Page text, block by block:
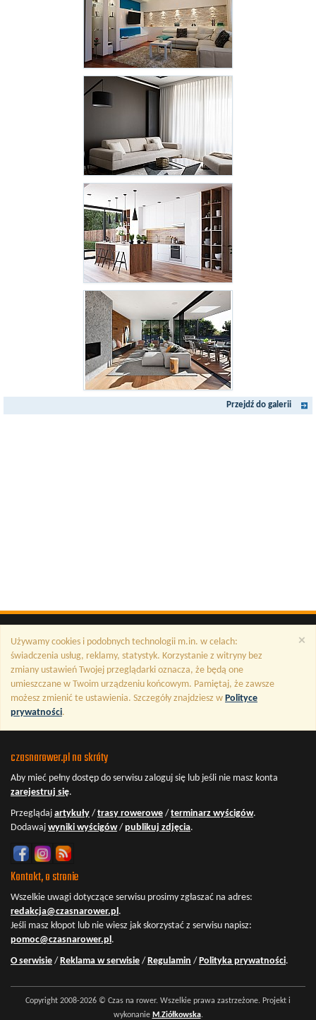
Przejdź do galerii
×
Używamy cookies i podobnych technologii m.in. w celach:
świadczenia usług, reklamy, statystyk. Korzystanie z witryny bez
zmiany ustawień Twojej przeglądarki oznacza, że będą one
umieszczane w Twoim urządzeniu końcowym. Pamiętaj, że zawsze
możesz zmienić te ustawienia. Szczegóły znajdziesz w Polityce
prywatności.
czasnarower.pl na skróty
Aby mieć pełny dostęp do serwisu zaloguj się lub jeśli nie masz konta
zarejestruj się.
Przeglądaj artykuły / trasy rowerowe / terminarz wyścigów.
Dodawaj wyniki wyścigów/ publikuj zdjęcia.
Kontakt, o stronie
Wszelkie uwagi dotyczące serwisu prosimy zgłaszać na adres:
redakcja@czasnarower.pl.
Jeśli masz kłopot lub nie wiesz jak skorzystać z serwisu napisz:
pomoc@czasnarower.pl.
O serwisie / Reklama w serwisie / Regulamin / Polityka prywatności.
Copyright 2008-2026 © Czas na rower. Wszelkie prawa zastrzeżone. Projekt i
wykonanie M.Ziółkowska.